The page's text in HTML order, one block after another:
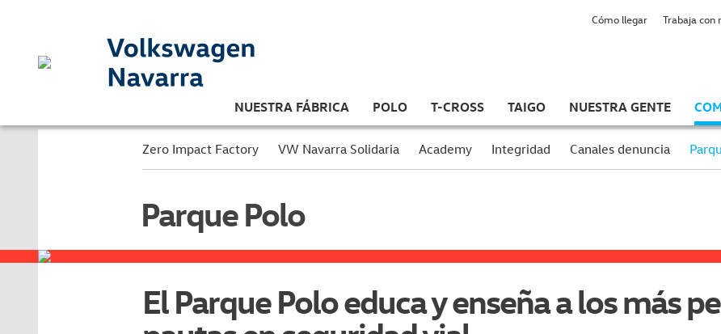
NUESTRA FÁBRICA POLO T-CROSS TAIGO NUESTRA GENTE
Cómo llegar Trabaja con
Zero Impact Factory VW Navarra Solidaria Academy Integridad Canales denuncia
Parque Polo
El Parque Polo educa y enseña a los más